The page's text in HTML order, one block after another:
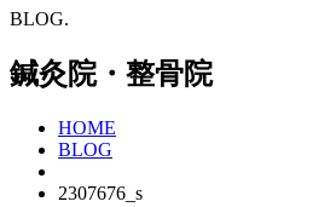
BLOG.
鍼灸院・整骨院
HOME
BLOG
2307676_s